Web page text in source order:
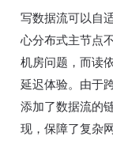
写数据流可以自
心分布式主节点
机房问题，而读
延迟体验。由于
添加了数据流的
现，保障了复杂